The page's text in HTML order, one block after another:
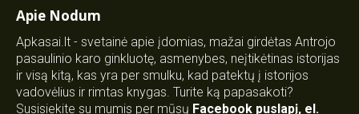
Apie Nodum
Apkasai.lt - svetainė apie įdomias, mažai girdėtas Antrojo
pasaulinio karo ginkluotę, asmenybes, neįtikėtinas istorijas
ir visą kitą, kas yra per smulku, kad patektų į istorijos
vadovėlius ir rimtas knygas. Turite ką papasakoti?
Susisiekite su mumis per mūsų Facebook puslapį, el.